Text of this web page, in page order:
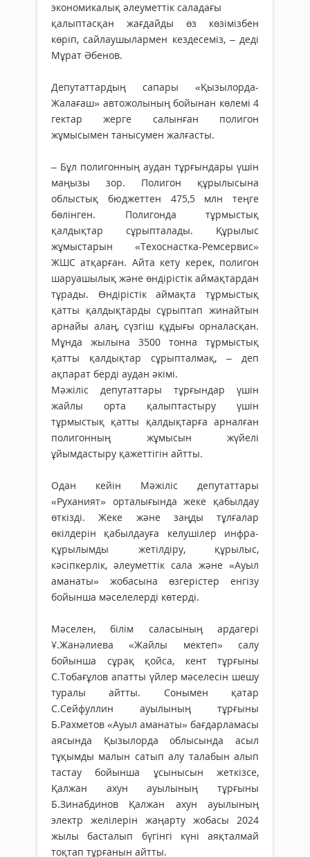
экономикалық әлеуметтік саладағы
қалыптасқан жағ­дайды өз көзімізбен
көріп, сай­лау­шы­лармен кездесеміз, – деді
Мұрат Әбенов.
Депутаттардың сапары «Қы­­­зы­­л­ор­да-
Жалағаш» авто­жолы­­­­ның бойынан көлемі 4
гек­­тар жерге салынған поли­гон
жұмысымен танысумен жал­ғасты.
– Бұл полигонның аудан тұр­ғындары үшін
маңызы зор. Полигон құрылысына
облыстық бюджеттен 475,5 млн теңге
бөлінген. Полигонда тұрмыстық
қалдықтар сұрыпталады. Құры­лыс
жұмыстарын «Техоснастка-Ремсервис»
ЖШС атқарған. Айта кету керек, полигон
шаруа­шылық және өндірістік аймақтардан
тұрады. Өндірістік аймақта тұрмыстық
қатты қал­дықтарды сұрыптап жинайтын
арнайы алаң, сүзгіш құдығы орналасқан.
Мұнда жылына 3500 тонна тұрмыстық
қатты қал­дықтар сұрыпталмақ, – деп
ақпарат берді аудан әкімі.
Мәжіліс депутаттары тұр­ғындар үшін
жайлы орта қа­лып­тастыру үшін
тұрмыстық қатты қалдықтарға арналған
поли­гонның жұмысын жүйелі
ұйымдастыру қажеттігін айтты.
Одан кейін Мәжіліс депутаттары
«Руханият» орталығында жеке қабылдау
өткізді. Жеке және заңды тұлға­лар
өкілдерін қабыл­дауға келушілер инфра­
құрылымды жетіл­діру, құрылыс,
кәсіпкерлік, әлеуметтік сала және «Ауыл
аманаты» жобасына өзгерістер енгізу
бойынша мәселелерді көтерді.
Мәселен, білім саласының ардагері
Ұ.Жанәлиева «Жайлы мектеп» салу
бойынша сұрақ қойса, кент тұрғыны
С.Тобағұлов апатты үйлер мәсе­­лесін шешу
туралы айтты. Сонымен қатар
С.Сейфуллин ауылының тұрғыны
Б.Рахметов «Ауыл аманаты» бағдарламасы
аясында Қызылорда облысында асыл
тұқымды малын сатып алу талабын алып
тастау бойынша ұсынысын жеткізсе,
Қалжан ахун ауылының тұрғыны
Б.Зинабдинов Қалжан ахун ауы­­лының
электр желілерін жаңар­ту жобасы 2024
жылы бас­талып бүгінгі күні аяқталмай
тоқтап тұрғанын айтты.